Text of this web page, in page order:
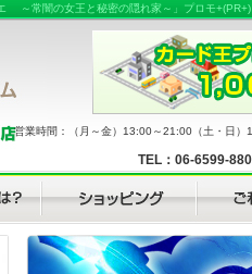
～常闇の女王と秘密の隠れ家～」プロモ
営業時間：（月～金）13:00～21:00（土・日
TEL：06-6599-